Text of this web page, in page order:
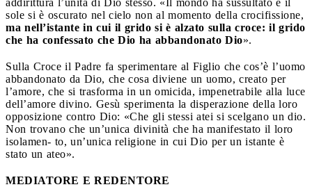
sole si è oscurato nel cielo non al momento della crocifissione,
ma nell’istante in cui il grido si è alzato sulla croce: il grido
che ha confessato che Dio ha abbandonato Dio».
Sulla Croce il Padre fa sperimentare al Figlio che cos’è l’uomo
abbandonato da Dio, che cosa diviene un uomo, creato per
l’amore, che si trasforma in un omicida, impenetrabile alla luce
dell’amore divino. Gesù sperimenta la disperazione della loro
opposizione contro Dio: «Che gli stessi atei si scelgano un dio.
Non trovano che un’unica divinità che ha manifestato il loro
isolamen- to, un’unica religione in cui Dio per un istante è
stato un ateo».
MEDIATORE E REDENTORE